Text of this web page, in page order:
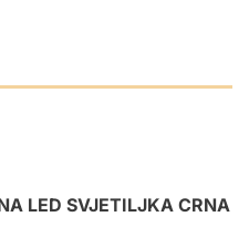
LED SVJETILJKA CRNA